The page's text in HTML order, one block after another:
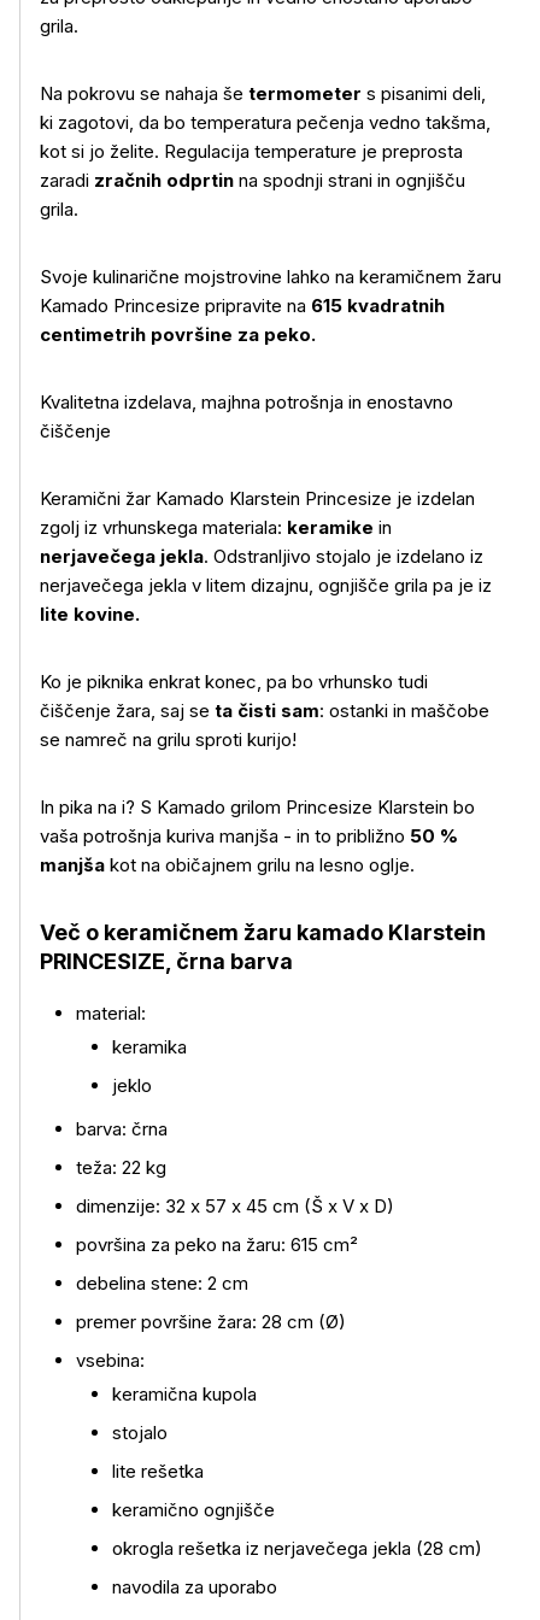
Več o izdelku
grila.
Na pokrovu se nahaja še termometer s pisanimi deli,
ki zagotovi, da bo temperatura pečenja vedno takšma,
kot si jo želite. Regulacija temperature je preprosta
zaradi zračnih odprtin na spodnji strani in ognjišču
grila.
Svoje kulinarične mojstrovine lahko na keramičnem žaru
Kamado Princesize pripravite na 615 kvadratnih
centimetrih površine za peko.
Kvalitetna izdelava, majhna potrošnja in enostavno
čiščenje
Keramični žar Kamado Klarstein Princesize je izdelan
zgolj iz vrhunskega materiala: keramike in
nerjavečega jekla. Odstranljivo stojalo je izdelano iz
nerjavečega jekla v litem dizajnu, ognjišče grila pa je iz
lite kovine.
Ko je piknika enkrat konec, pa bo vrhunsko tudi
čiščenje žara, saj se ta čisti sam: ostanki in maščobe
se namreč na grilu sproti kurijo!
In pika na i? S Kamado grilom Princesize Klarstein bo
vaša potrošnja kuriva manjša - in to približno 50 %
manjša kot na običajnem grilu na lesno oglje.
Več o keramičnem žaru kamado Klarstein
PRINCESIZE, črna barva
material:
keramika
jeklo
barva: črna
teža: 22 kg
dimenzije: 32 x 57 x 45 cm (Š x V x D)
površina za peko na žaru: 615 cm²
debelina stene: 2 cm
premer površine žara: 28 cm (Ø)
vsebina:
keramična kupola
stojalo
lite rešetka
keramično ognjišče
okrogla rešetka iz nerjavečega jekla (28 cm)
navodila za uporabo